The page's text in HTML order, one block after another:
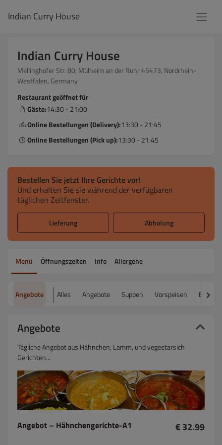
Indian Curry House
Indian Curry House
Mellinghofer Str. 80, Mülheim an der Ruhr 45473, Nordrhein-
Westfalen, Germany
Restaurant geöffnet für
Gäste:14:30 - 21:00
Online Bestellungen (Delivery):13:30 - 21:45
Online Bestellungen (Pick up):13:30 - 21:45
Bestellen Sie jetzt Ihre Gerichte vor!
Und erhalten Sie sie während der verfügbaren
täglichen Zeitfenster.
Lieferung Abholung
Menü Öffnungszeiten Info Allergene
Angebote Alles Angebote Suppen Vorspeisen
Angebote
Tägliche Angebot aus Hähnchen, Lamm, und vegeetarsich
Gerichten...
Angebot – Hähnchengerichte-A1 € 32.99